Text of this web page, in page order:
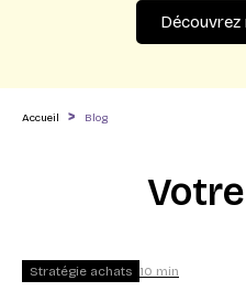
Accueil > Blog
Stratégie achats 10 min